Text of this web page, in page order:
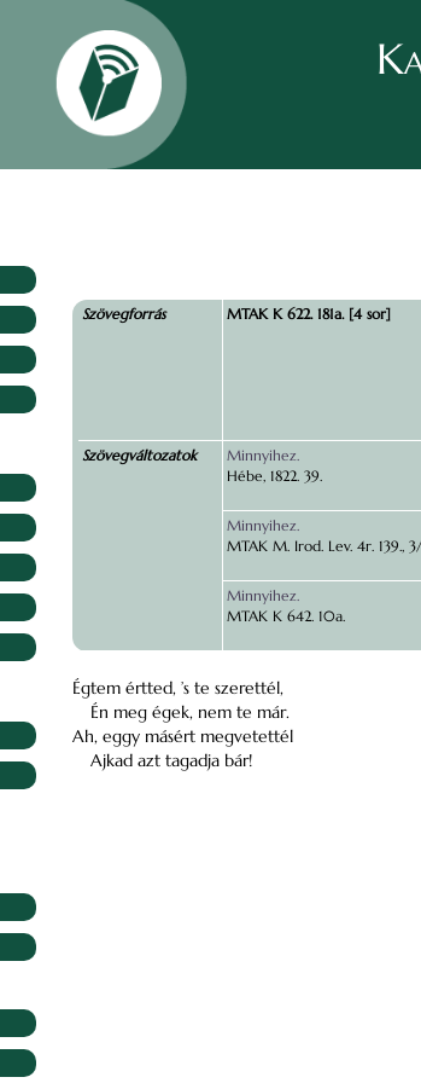
Szövegforrás MTAK K 622. 181a. [4 sor]
Szövegváltozatok
Minnyihez.
Hébe, 1822. 39.
Minnyihez.
MTAK M. Irod. Lev. 4r. 139.,
Minnyihez.
MTAK K 642. 10a.
Égtem értted, ’s te szerettél,
Én meg égek, nem te már.
Ah, eggy másért megvetettél
Ajkad azt tagadja bár!